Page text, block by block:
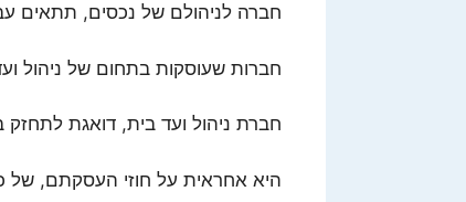
חברה לניהולם של נכסים, תתאים
חברות שעוסקות בתחום של ניהול
חברת ניהול ועד בית, דואגת לתחזק
היא אחראית על חוזי העסקתם, של